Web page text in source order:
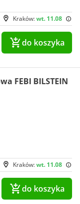
Kraków:wt. 11.08
do koszyka
FEBI BILSTEIN
Kraków:wt. 11.08
do koszyka